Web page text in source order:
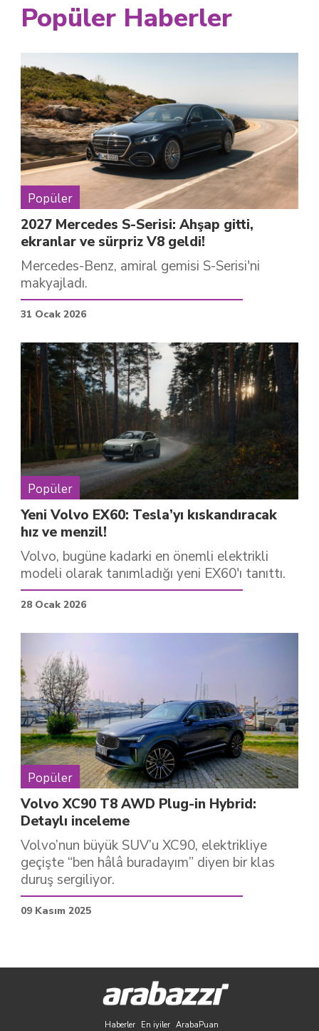
Popüler Haberler
Popüler
2027 Mercedes S-Serisi: Ahşap gitti,
ekranlar ve sürpriz V8 geldi!
Mercedes-Benz, amiral gemisi S-Serisi'ni
makyajladı.
31 Ocak 2026
Popüler
Yeni Volvo EX60: Tesla’yı kıskandıracak
hız ve menzil!
Volvo, bugüne kadarki en önemli elektrikli
modeli olarak tanımladığı yeni EX60'ı tanıttı.
28 Ocak 2026
Popüler
Volvo XC90 T8 AWD Plug-in Hybrid:
Detaylı inceleme
Volvo’nun büyük SUV’u XC90, elektrikliye
geçişte “ben hâlâ buradayım” diyen bir klas
duruş sergiliyor.
09 Kasım 2025
Haberler En iyiler ArabaPuan